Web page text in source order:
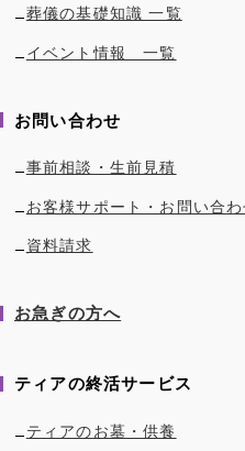
葬儀の基礎知識 一覧
イベント情報 一覧
お問い合わせ
事前相談・生前見積
お客様サポート・お問い合わ
資料請求
お急ぎの方へ
ティアの終活サービス
ティアのお墓・供養